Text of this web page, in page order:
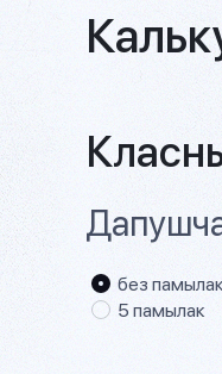
без
5 памылак